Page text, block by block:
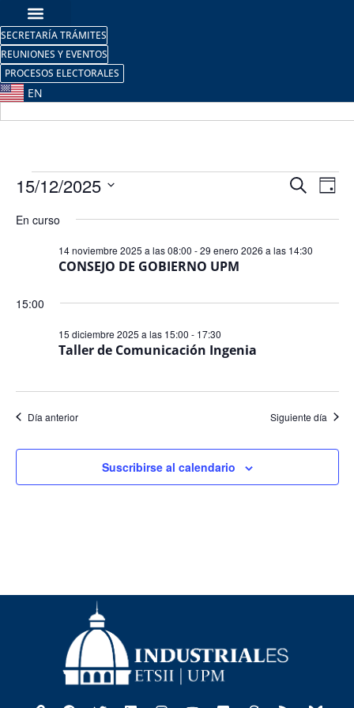
SECRETARÍA TRÁMITES
REUNIONES Y EVENTOS
PROCESOS ELECTORALES
EN
de
BuscarDía
15/12/2025
la
fecha.
En curso
CONSEJO DE GOBIERNO UPM
14 noviembre 2025 a las 08:00 -29 enero 2026 a las 14:30
15:00
Taller de Comunicación Ingenia
15 diciembre 2025 a las 15:00 - 17:30
Día anterior Siguiente día
Suscribirse al calendario